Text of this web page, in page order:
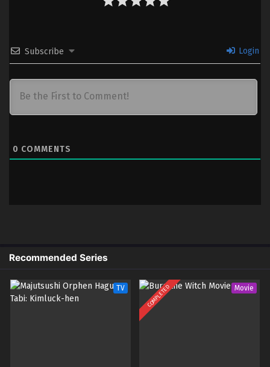
Subscribe Login
0 COMMENTS
Recommended Series
TV COMPLETED Movie